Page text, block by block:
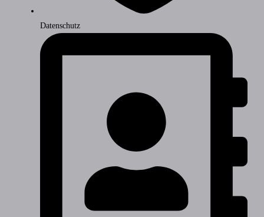
Datenschutz